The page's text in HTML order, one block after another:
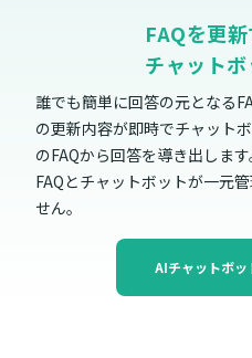
FAQを更
チャット
誰でも簡単に回答の元となる
の更新内容が即時でチャット
のFAQから回答を導き出します
FAQとチャットボットが一元
せん。
AIチャットボッ